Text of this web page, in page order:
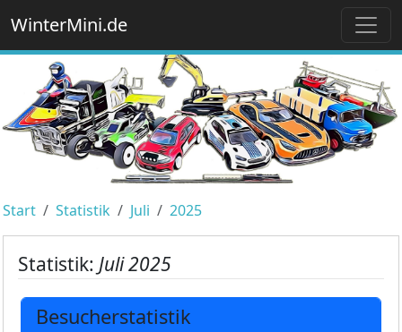
WinterMini.de
Start Statistik Juli 2025
Statistik: Juli 2025
Besucherstatistik